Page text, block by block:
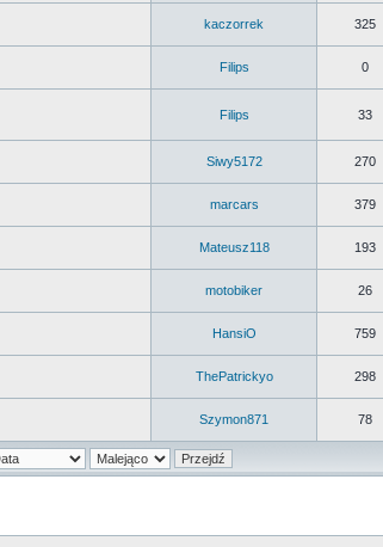
kaczorrek 325
Filips 0
Filips 33
Siwy5172 270
marcars 379
Mateusz118 193
motobiker 26
HansiO 759
ThePatrickyo 298
Szymon871 78